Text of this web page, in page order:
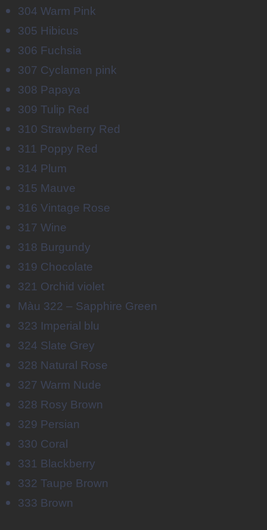
304 Warm Pink
305 Hibicus
306 Fuchsia
307 Cyclamen pink
308 Papaya
309 Tulip Red
310 Strawberry Red
311 Poppy Red
314 Plum
315 Mauve
316 Vintage Rose
317 Wine
318 Burgundy
319 Chocolate
321 Orchid violet
Màu 322 – Sapphire Green
323 Imperial blu
324 Slate Grey
328 Natural Rose
327 Warm Nude
328 Rosy Brown
329 Persian
330 Coral
331 Blackberry
332 Taupe Brown
333 Brown